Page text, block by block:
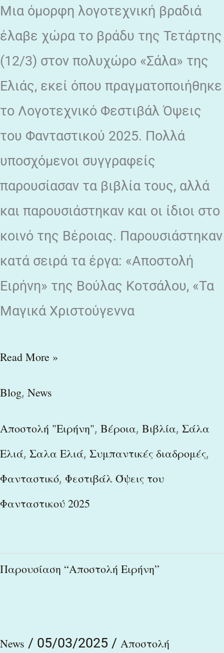
Μια όμορφη λογοτεχνική βραδιά
έλαβε χώρα το βράδυ της Τετάρτης
(12/3) στον πολυχώρο «Σάλα» της
Ελιάς, εκεί όπου πραγματοποιήθηκε
το Λογοτεχνικό Φεστιβάλ Όψεις
του Φανταστικού 2025. Πολλά
υποσχόμενοι συγγραφείς
παρουσίασαν τα βιβλία τους, αλλά
και παρουσιάστηκαν και οι ίδιοι στο
κοινό της Βέροιας. Παρουσιάστηκαν
κατά σειρά τα έργα: «Αποστολή
Ειρήνη» της Βούλας Κοτσάλου, «Τα
Μαγικά Χριστούγεννα
Read More »
Blog, News
Αποστολή "Ειρήνη", Βέροια, Βιβλία, Σάλα
Ελιά, Σαλα Ελιά, Συμπαντικές διαδρομές,
Φανταστικό, Φεστιβάλ Όψεις του
Φανταστικού 2025
Παρουσίαση “Αποστολή Ειρήνη”
News / 05/03/2025 / Αποστολή
Παρουσίαση